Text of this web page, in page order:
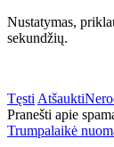
Nustatymas,
sekundžių.
Tęsti Atšaukti
Pranešti apie
Trumpalaikė